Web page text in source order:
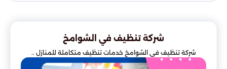
شركة تنظيف في الشوامخ
شركة تنظيف في الشوامخ خدمات تنظيف متكاملة للمنازل ..